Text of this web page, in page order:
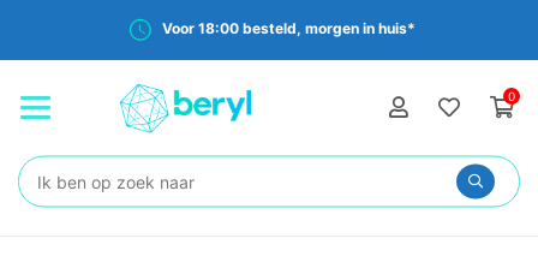
Voor 18:00 besteld, morgen in huis*
0
Zoeken: